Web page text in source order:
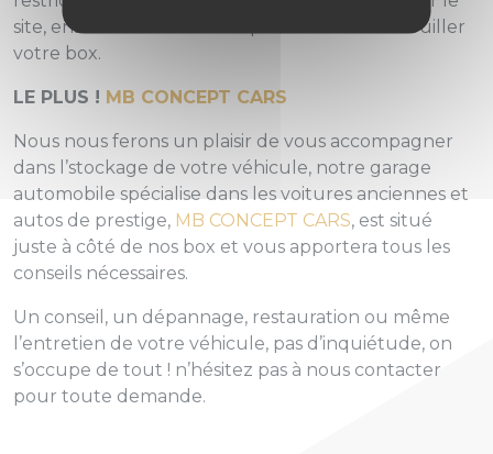
site, ensuite votre clé vous permet de déverrouiller
votre box.
LE PLUS ! MB CONCEPT CARS
Nous nous ferons un plaisir de vous accompagner
dans l’stockage de votre véhicule, notre garage
automobile spécialise dans les voitures anciennes et
autos de prestige, MB CONCEPT CARS, est situé
juste à côté de nos box et vous apportera tous les
conseils nécessaires.
Un conseil, un dépannage, restauration ou même
l’entretien de votre véhicule, pas d’inquiétude, on
s’occupe de tout ! n’hésitez pas à nous contacter
pour toute demande.